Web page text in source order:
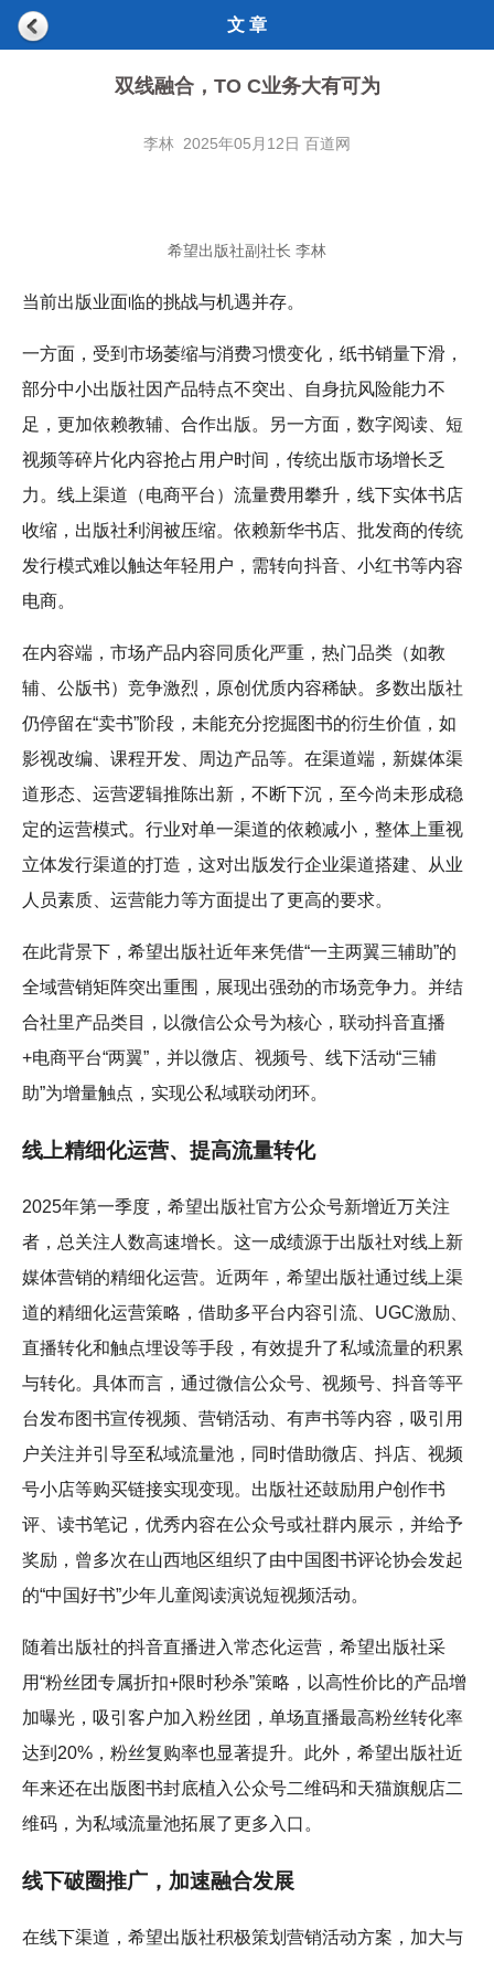
文 章
双线融合，TO C业务大有可为
李林 2025年05月12日 百道网
希望出版社副社长 李林
当前出版业面临的挑战与机遇并存。
一方面，受到市场萎缩与消费习惯变化，纸书销量下滑，
部分中小出版社因产品特点不突出、自身抗风险能力不
足，更加依赖教辅、合作出版。另一方面，数字阅读、短
视频等碎片化内容抢占用户时间，传统出版市场增长乏
力。线上渠道（电商平台）流量费用攀升，线下实体书店
收缩，出版社利润被压缩。依赖新华书店、批发商的传统
发行模式难以触达年轻用户，需转向抖音、小红书等内容
电商。
在内容端，市场产品内容同质化严重，热门品类（如教
辅、公版书）竞争激烈，原创优质内容稀缺。多数出版社
仍停留在“卖书”阶段，未能充分挖掘图书的衍生价值，如
影视改编、课程开发、周边产品等。在渠道端，新媒体渠
道形态、运营逻辑推陈出新，不断下沉，至今尚未形成稳
定的运营模式。行业对单一渠道的依赖减小，整体上重视
立体发行渠道的打造，这对出版发行企业渠道搭建、从业
人员素质、运营能力等方面提出了更高的要求。
在此背景下，希望出版社近年来凭借“一主两翼三辅助”的
全域营销矩阵突出重围，展现出强劲的市场竞争力。并结
合社里产品类目，以微信公众号为核心，联动抖音直播
+电商平台“两翼”，并以微店、视频号、线下活动“三辅
助”为增量触点，实现公私域联动闭环。
线上精细化运营、提高流量转化
2025年第一季度，希望出版社官方公众号新增近万关注
者，总关注人数高速增长。这一成绩源于出版社对线上新
媒体营销的精细化运营。近两年，希望出版社通过线上渠
道的精细化运营策略，借助多平台内容引流、UGC激励、
直播转化和触点埋设等手段，有效提升了私域流量的积累
与转化。具体而言，通过微信公众号、视频号、抖音等平
台发布图书宣传视频、营销活动、有声书等内容，吸引用
户关注并引导至私域流量池，同时借助微店、抖店、视频
号小店等购买链接实现变现。出版社还鼓励用户创作书
评、读书笔记，优秀内容在公众号或社群内展示，并给予
奖励，曾多次在山西地区组织了由中国图书评论协会发起
的“中国好书”少年儿童阅读演说短视频活动。
随着出版社的抖音直播进入常态化运营，希望出版社采
用“粉丝团专属折扣+限时秒杀”策略，以高性价比的产品增
加曝光，吸引客户加入粉丝团，单场直播最高粉丝转化率
达到20%，粉丝复购率也显著提升。此外，希望出版社近
年来还在出版图书封底植入公众号二维码和天猫旗舰店二
维码，为私域流量池拓展了更多入口。
线下破圈推广，加速融合发展
在线下渠道，希望出版社积极策划营销活动方案，加大与